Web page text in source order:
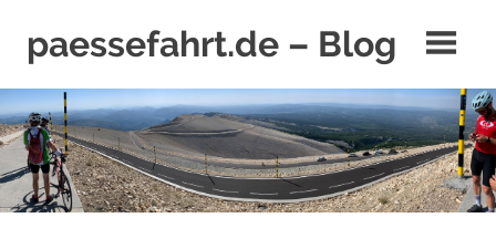
Inhalt
springen
paessefahrt.de – Blog